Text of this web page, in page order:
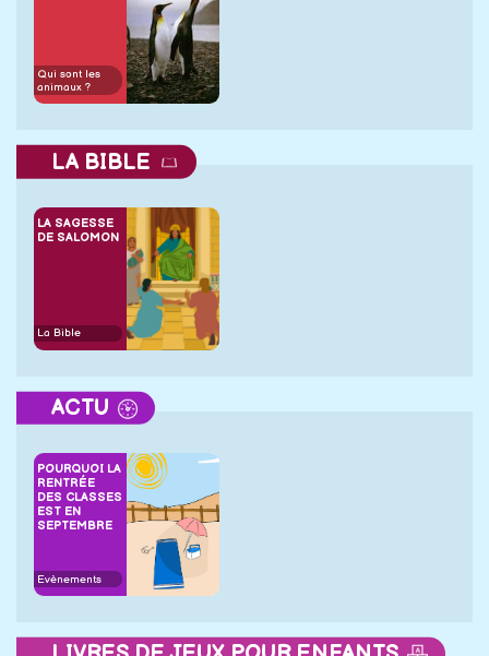
Qui sont les
animaux ?
LA BIBLE
LA SAGESSE
DE SALOMON
La Bible
ACTU
POURQUOI LA
RENTRÉE
DES CLASSES
EST EN
SEPTEMBRE
Evènements